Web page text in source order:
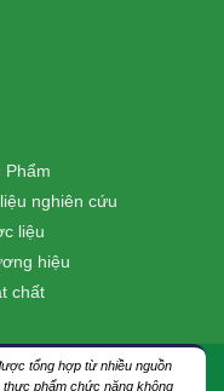
Phẩm
nghiên cứu
liệu
hiệu
chất
tổng hợp từ nhiều nguồn
phẩm chức năng không